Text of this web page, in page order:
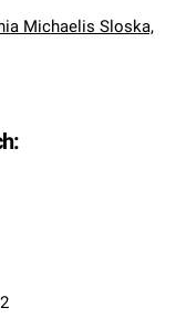
Michaelis Sloska,